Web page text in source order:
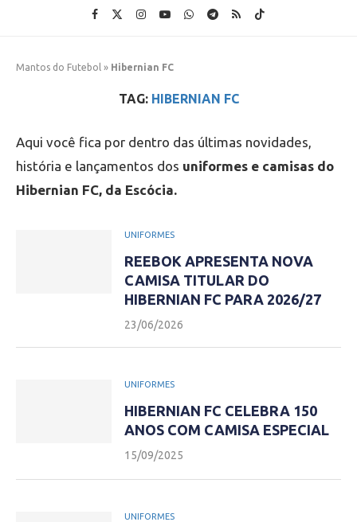
Mantos do Futebol » Hibernian FC
TAG: HIBERNIAN FC
Aqui você fica por dentro das últimas novidades,
história e lançamentos dos uniformes e camisas do
Hibernian FC, da Escócia.
UNIFORMES
REEBOK APRESENTA NOVA
CAMISA TITULAR DO
HIBERNIAN FC PARA 2026/27
23/06/2026
UNIFORMES
HIBERNIAN FC CELEBRA 150
ANOS COM CAMISA ESPECIAL
15/09/2025
UNIFORMES